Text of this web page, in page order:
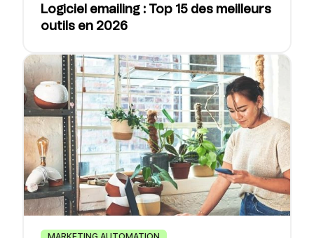
Logiciel emailing : Top 15 des meilleurs
outils en 2026